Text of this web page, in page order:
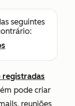
seguintes
registradas
pode criar
reuniões